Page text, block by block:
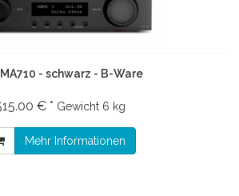
- schwarz - B-Ware
€ * Gewicht 6 kg
Mehr Informationen